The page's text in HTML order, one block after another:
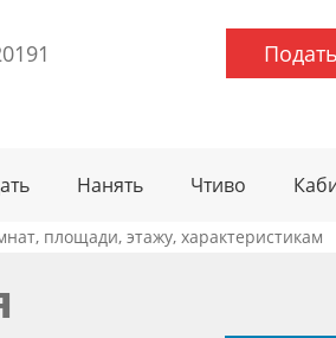
Нанять Чтиво
площади, этажу, характеристикам